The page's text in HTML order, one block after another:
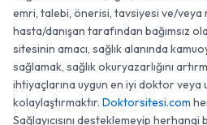
emri, talebi, önerisi, tavsiyesi ve/veya
hasta/danışan tarafından bağımsız
sitesinin amacı, sağlık alanında
sağlamak, sağlık okuryazarlığını
ihtiyaçlarına uygun en iyi doktor veya
kolaylaştırmaktır. Doktorsitesi.com
Sağlayıcısını desteklemeyip